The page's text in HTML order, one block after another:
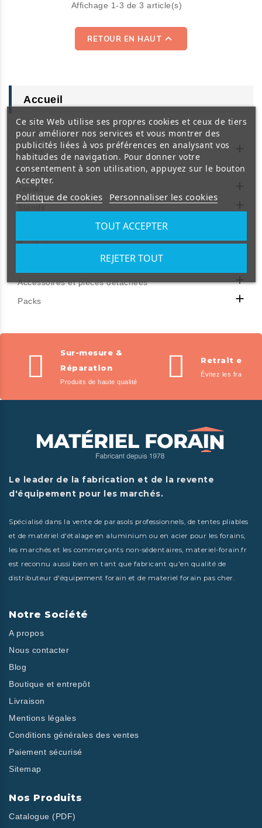
Affichage 1-3 de 3 article(s)
RETOUR EN HAUT 
Accueil
Parasols
Tables

Etalages 
Tentes 

Penderies
Accessoires et pièces détachées

Packs 
Sur-mesure &
Réparation
Produits de haute qualité
Retrait en
Évitez les frais de
Le leader de la fabrication et de la revente
d'équipement pour les marchés.
Spécialisé dans la vente de parasols professionnels, de tentes pliables
et de matériel d'étalage en aluminium ou en acier pour les forains,
les marchés et les commerçants non-sédentaires, materiel-forain.fr
est reconnu aussi bien en tant que fabricant qu'en qualité de
distributeur d'équipement forain et de materiel forain pas cher.
Notre Société
A propos
Nous contacter
Blog
Boutique et entrepôt
Livraison
Mentions légales
Conditions générales des ventes
Paiement sécurisé
Sitemap
Nos Produits
Catalogue (PDF)
Ce site Web utilise ses propres cookies et ceux de tiers
pour améliorer nos services et vous montrer des
publicités liées à vos préférences en analysant vos
habitudes de navigation. Pour donner votre
consentement à son utilisation, appuyez sur le bouton
Accepter.
Politique de cookies Personnaliser les cookies
REJETER TOUT
TOUT ACCEPTER